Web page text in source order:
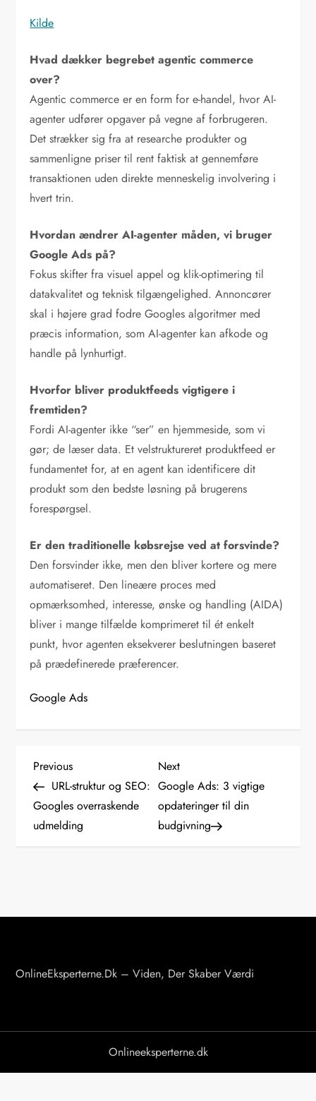
Kilde
Hvad dækker begrebet agentic commerce
over?
Agentic commerce er en form for e-handel, hvor AI-
agenter udfører opgaver på vegne af forbrugeren.
Det strækker sig fra at researche produkter og
sammenligne priser til rent faktisk at gennemføre
transaktionen uden direkte menneskelig involvering i
hvert trin.
Hvordan ændrer AI-agenter måden, vi bruger
Google Ads på?
Fokus skifter fra visuel appel og klik-optimering til
datakvalitet og teknisk tilgængelighed. Annoncører
skal i højere grad fodre Googles algoritmer med
præcis information, som AI-agenter kan afkode og
handle på lynhurtigt.
Hvorfor bliver produktfeeds vigtigere i
fremtiden?
Fordi AI-agenter ikke “ser” en hjemmeside, som vi
gør; de læser data. Et velstruktureret produktfeed er
fundamentet for, at en agent kan identificere dit
produkt som den bedste løsning på brugerens
forespørgsel.
Er den traditionelle købsrejse ved at forsvinde?
Den forsvinder ikke, men den bliver kortere og mere
automatiseret. Den lineære proces med
opmærksomhed, interesse, ønske og handling (AIDA)
bliver i mange tilfælde komprimeret til ét enkelt
punkt, hvor agenten eksekverer beslutningen baseret
på prædefinerede præferencer.
Google Ads
I
n
d
g
i
Previous
Post
Previous
URL-struktur og SEO:
Googles overraskende
udmelding
Next
Post
Next
Google Ads: 3 vigtige
opdateringer til din
budgivning
OnlineEksperterne.dk – Viden, Der Skaber Værdi
Onlineeksperterne.dk